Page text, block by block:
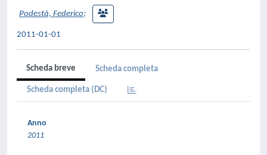
Podestà, Federico;
2011-01-01
Scheda breve Scheda completa
Scheda completa (DC)
Anno
2011